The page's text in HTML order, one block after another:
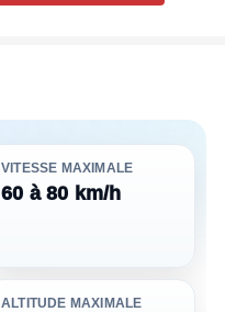
VITESSE MAXIMALE
60 à 80 km/h
ALTITUDE MAXIMALE